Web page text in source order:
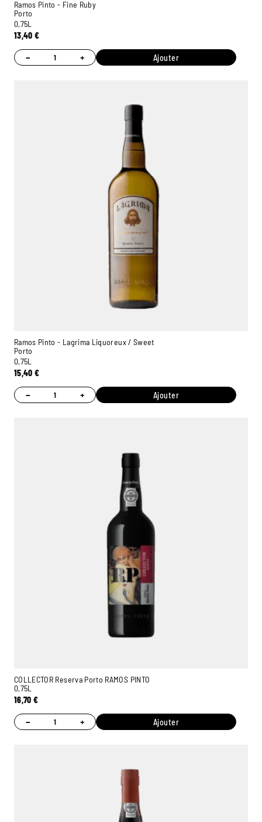
Ramos Pinto - Fine Ruby
Porto
0,75L
13,40€
− + Ajouter
Ramos Pinto - Lagrima Liquoreux / Sweet
Porto
0,75L
15,40€
− + Ajouter
COLLECTOR Reserva Porto RAMOS PINTO
0,75L
16,70€
− + Ajouter